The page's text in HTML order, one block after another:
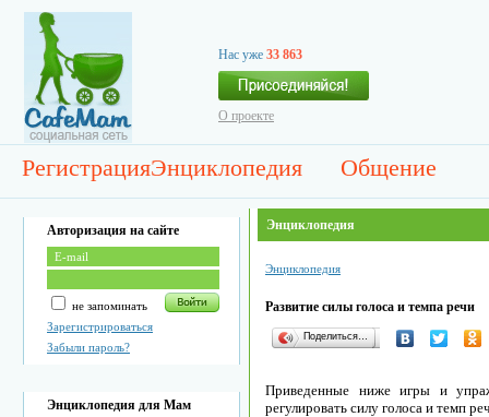
Нас уже 33 863
О проекте
РегистрацияЭнциклопедия Общение
Авторизация на сайте
не запоминать
Зарегистрироваться
Забыли пароль?
Энциклопедия для Мам
Энциклопедия
Энциклопедия
Развитие силы голоса и темпа речи
Поделиться…
Приведенные ниже игры и
регулировать силу голоса и темп